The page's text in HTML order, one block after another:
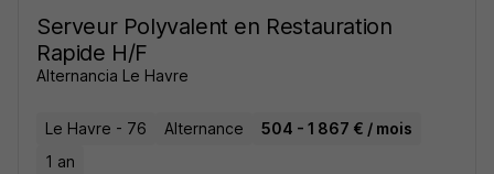
Serveur Polyvalent en Restauration
Rapide H/F
Alternancia Le Havre
Le Havre - 76 Alternance
504 - 1 867 € / mois
1 an